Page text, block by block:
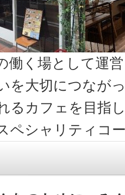
働く場として運
を大切につなが
るカフェを目指
ペシャリティコ